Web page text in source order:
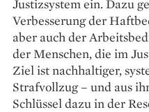
Justizsystem ein. Dazu
Verbesserung der
aber auch der
der Menschen, die im
Ziel ist nachhaltiger,
Strafvollzug – und aus
Schlüssel dazu in der